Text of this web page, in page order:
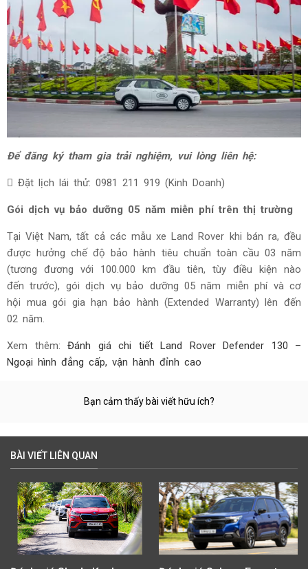
Để đăng ký tham gia trải nghiệm, vui lòng liên hệ:
 Đặt lịch lái thử: 0981 211 919 (Kinh Doanh)
Gói dịch vụ bảo dưỡng 05 năm miễn phí trên thị trường
Tại Việt Nam, tất cả các mẫu xe Land Rover khi bán ra, đều
được hưởng chế độ bảo hành tiêu chuẩn toàn cầu 03 năm
(tương đương với 100.000 km đầu tiên, tùy điều kiện nào
đến trước), gói dịch vụ bảo dưỡng 05 năm miễn phí và cơ
hội mua gói gia hạn bảo hành (Extended Warranty) lên đến
02 năm.
Xem thêm: Đánh giá chi tiết Land Rover Defender 130 –
Ngoại hình đẳng cấp, vận hành đỉnh cao
Bạn cảm thấy bài viết hữu ích?
BÀI VIẾT LIÊN QUAN